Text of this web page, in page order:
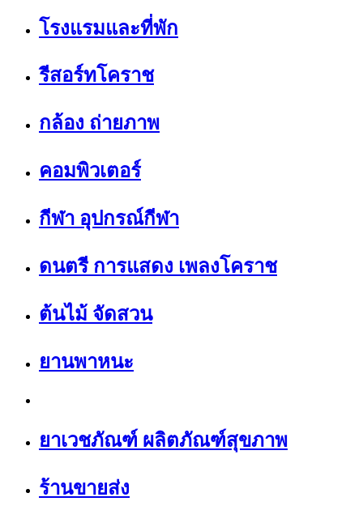
โรงแรมและที่พัก
รีสอร์ทโคราช
กล้อง ถ่ายภาพ
คอมพิวเตอร์
กีฬา อุปกรณ์กีฬา
ดนตรี การแสดง เพลงโคราช
ต้นไม้ จัดสวน
ยานพาหนะ
ยาเวชภัณฑ์ ผลิตภัณฑ์สุขภาพ
ร้านขายส่ง